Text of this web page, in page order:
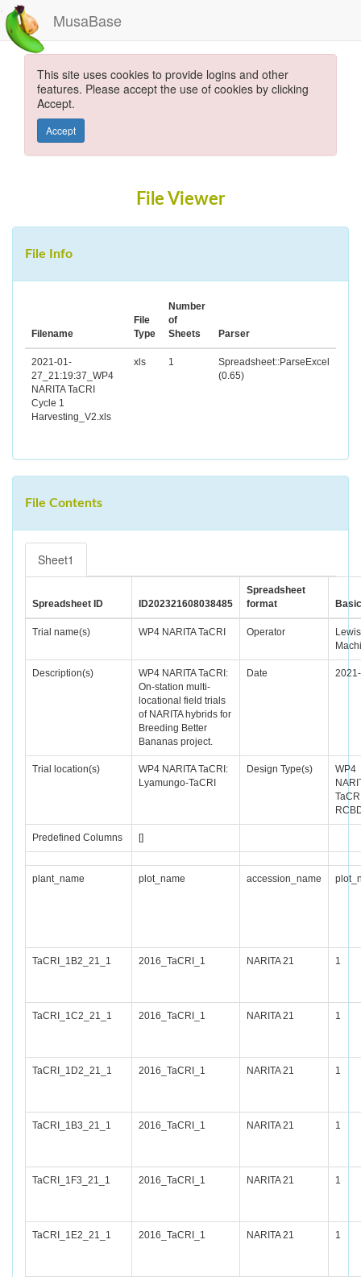
MusaBase
This site uses cookies to provide logins and other
features. Please accept the use of cookies by clicking
Accept.
Accept
File Viewer
File Info
Filename
File
Type
Number
of
Sheets
Parser
2021-01-
27_21:19:37_WP4
NARITA TaCRI
Cycle 1
Harvesting_V2.xls
xls 1
Spreadsheet::ParseExcel
(0.65)
File Contents
Sheet1
Spreadsheet ID ID202321608038485
Spreadsheet
format
Trial name(s) WP4 NARITA TaCRI Operator
Lewis
Description(s)
WP4 NARITA TaCRI:
On-station multi-
locational field trials
of NARITA hybrids for
Breeding Better
Bananas project.
Date
Trial location(s)
WP4 NARITA TaCRI:
Lyamungo-TaCRI
Design Type(s)
WP4
Predefined Columns []
plant_name plot_name accession_name
TaCRI_1B2_21_1 2016_TaCRI_1 NARITA 21 1
TaCRI_1C2_21_1 2016_TaCRI_1 NARITA 21 1
TaCRI_1D2_21_1 2016_TaCRI_1 NARITA 21 1
TaCRI_1B3_21_1 2016_TaCRI_1 NARITA 21 1
TaCRI_1F3_21_1 2016_TaCRI_1 NARITA 21 1
TaCRI_1E2_21_1 2016_TaCRI_1 NARITA 21 1